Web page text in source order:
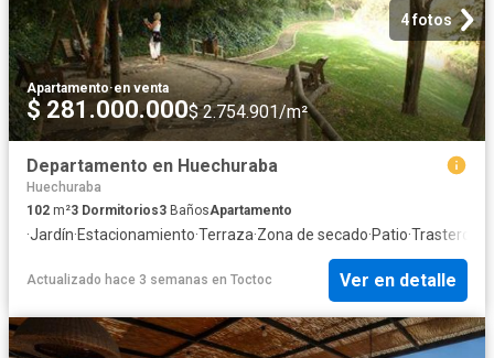
4 fotos
Apartamento·en venta
$ 281.000.000$ 2.754.901/m²
Departamento en Huechuraba
Huechuraba
102 m²3 Dormitorios3 BañosApartamento
·Jardín·Estacionamiento·Terraza·Zona de secado·Patio·Trastero
Actualizado hace 3 semanas en Toctoc Ver en detalle